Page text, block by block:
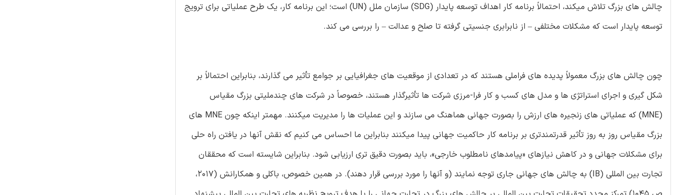
چالش های بزرگ تلاش میکند، احتمالاً برنامه کار اهداف توسعه پایدار (SDG) سازمان ملل (UN) است؛ این برنامه کار، یک طرح عملیاتی برای ترویج
توسعه پایدار است که مشکلات مختلفی – از نابرابری جنسیتی گرفته تا صلح و عدالت – را بررسی می کند.
چون چالش های بزرگ معمولاً پدیده های فراملی هستند که در تعدادی از موقعیت های جغرافیایی بر جوامع تأثیر می گذارند، بنابراین احتمالاً بر
شکل گیری و اجرای استراتژی ها و مدل های کسب و کار فرا-مرزی شرکت ها تأثیرگذار هستند، خصوصاً در شرکت های چندملیتی بزرگ مقیاس
(MNE) که عملیاتی های زنجیره های ارزش را بصورت جهانی هماهنگ می سازند و این عملیات ها را مدیریت میکنند. مهمتر اینکه چون MNE های
بزرگ مقیاس روز به روز تأثیر قدرتمندتری بر برنامه کار حاکمیت جهانی پیدا میکنند بنابراین ما احساس می کنیم که نقش آنها در یافتن راه حلی
برای مشکلات جهانی و در کاهش نیازهای «پیامدهای نامطلوب خارجی»، باید بصورت دقیق تری ارزیابی شود. بنابراین شایسته است که محققان
تجارت بین المللی (IB) به چالش های جهانی جاری توجه نمایند (و آنها را مورد بررسی قرار دهند). در همین خصوص، باکلی و همکارانش (2017،